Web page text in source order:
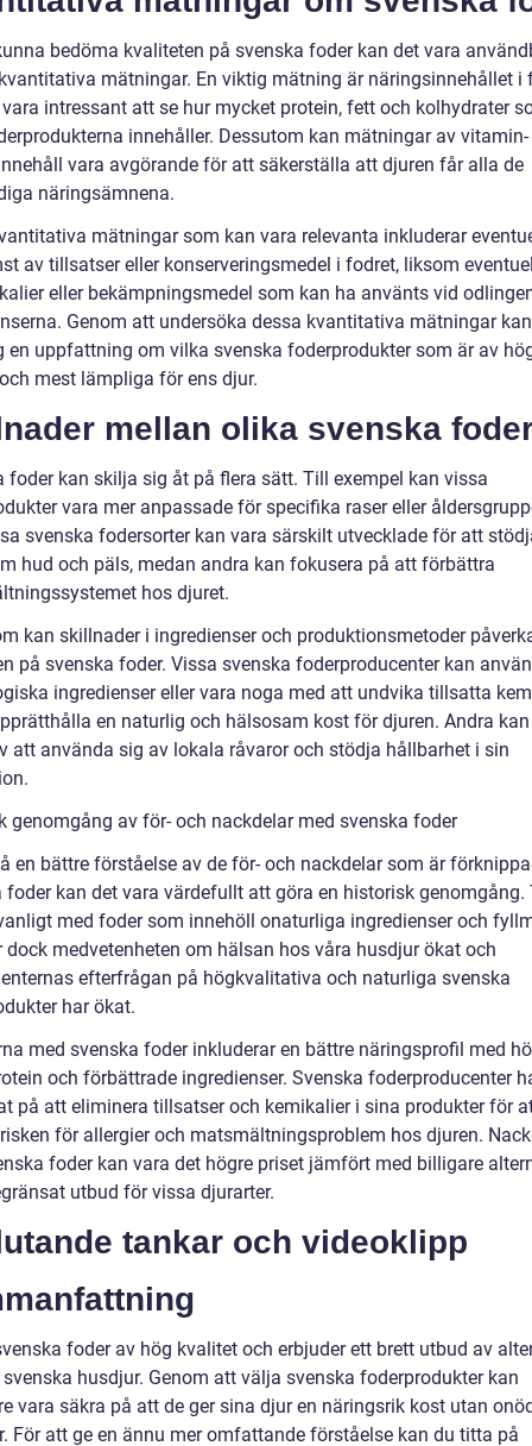
bedöma kvaliteten på svenska foder kan det vara
mätningar. En viktig mätning är näringsinnehållet i
intressant att se hur mycket protein, fett och kolhydrater
innehåller. Dessutom kan mätningar av
vara avgörande för att säkerställa att djuren får alla de
näringsämnena.
mätningar som kan vara relevanta inkluderar
av tillsatser eller konserveringsmedel i fodret, liksom
eller bekämpningsmedel som kan ha använts vid
Genom att undersöka dessa kvantitativa mätningar
en uppfattning om vilka svenska foderprodukter som är av
mest lämpliga för ens djur.
mellan olika svenska
foder kan skilja sig åt på flera sätt. Till exempel kan vissa
vara mer anpassade för specifika raser eller
svenska fodersorter kan vara särskilt utvecklade för att
hud och päls, medan andra kan fokusera på att förbättra
hos djuret.
kan skillnader i ingredienser och produktionsmetoder
på svenska foder. Vissa svenska foderproducenter kan
ingredienser eller vara noga med att undvika tillsatta
en naturlig och hälsosam kost för djuren. Andra
att använda sig av lokala råvaror och stödja hållbarhet i sin
genomgång av för- och nackdelar med svenska foder
en bättre förståelse av de för- och nackdelar som är
foder kan det vara värdefullt att göra en historisk genomgång.
med foder som innehöll onaturliga ingredienser och
dock medvetenheten om hälsan hos våra husdjur ökat och
efterfrågan på högkvalitativa och naturliga svenska
har ökat.
med svenska foder inkluderar en bättre näringsprofil med
och förbättrade ingredienser. Svenska foderproducenter
på att eliminera tillsatser och kemikalier i sina produkter för
för allergier och matsmältningsproblem hos djuren.
foder kan vara det högre priset jämfört med billigare
utbud för vissa djurarter.
tankar och videoklipp
foder av hög kvalitet och erbjuder ett brett utbud av
husdjur. Genom att välja svenska foderprodukter kan
vara säkra på att de ger sina djur en näringsrik kost utan
För att ge en ännu mer omfattande förståelse kan du titta på